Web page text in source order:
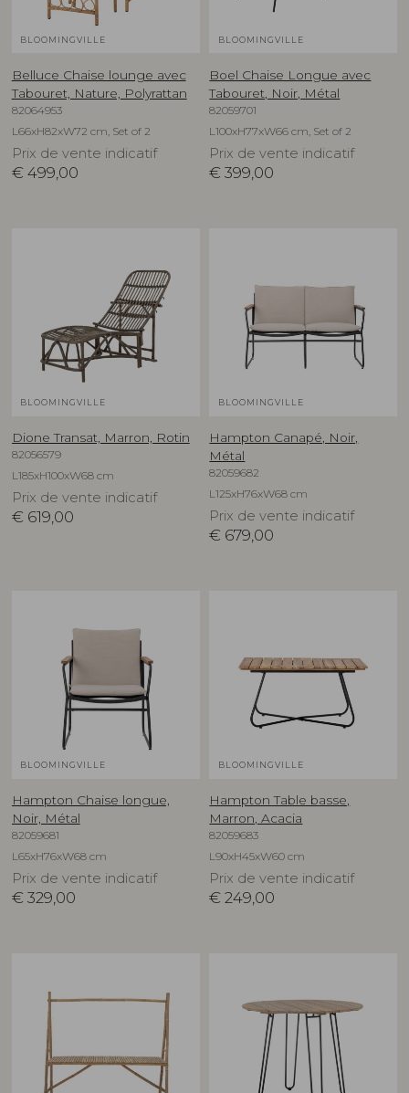
BLOOMINGVILLE
Belluce Chaise lounge avec
Tabouret, Nature, Polyrattan
82064953
L66xH82xW72 cm, Set of 2
Prix de vente indicatif
€ 499,00
BLOOMINGVILLE
Boel Chaise Longue avec
Tabouret, Noir, Métal
82059701
L100xH77xW66 cm, Set of 2
Prix de vente indicatif
€ 399,00
BLOOMINGVILLE
Dione Transat, Marron, Rotin
82056579
L185xH100xW68 cm
Prix de vente indicatif
€ 619,00
BLOOMINGVILLE
Hampton Canapé, Noir,
Métal
82059682
L125xH76xW68 cm
Prix de vente indicatif
€ 679,00
BLOOMINGVILLE
Hampton Chaise longue,
Noir, Métal
82059681
L65xH76xW68 cm
Prix de vente indicatif
€ 329,00
BLOOMINGVILLE
Hampton Table basse,
Marron, Acacia
82059683
L90xH45xW60 cm
Prix de vente indicatif
€ 249,00